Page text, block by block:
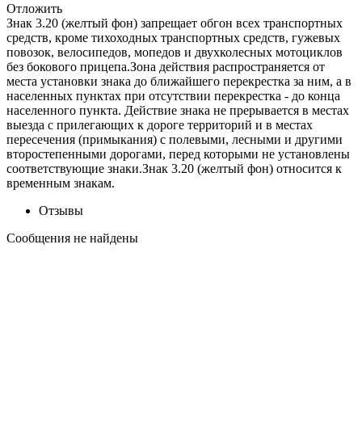
Отложить
Знак 3.20 (желтый фон) запрещает обгон всех транспортных
средств, кроме тихоходных транспортных средств, гужевых
повозок, велосипедов, мопедов и двухколесных мотоциклов
без бокового прицепа.Зона действия распространяется от
места установки знака до ближайшего перекрестка за ним, а в
населенных пунктах при отсутствии перекрестка - до конца
населенного пункта. Действие знака не прерывается в местах
выезда с прилегающих к дороге территорий и в местах
пересечения (примыкания) с полевыми, лесными и другими
второстепенными дорогами, перед которыми не установлены
соответствующие знаки.Знак 3.20 (желтый фон) относится к
временным знакам.
Отзывы
Сообщения не найдены